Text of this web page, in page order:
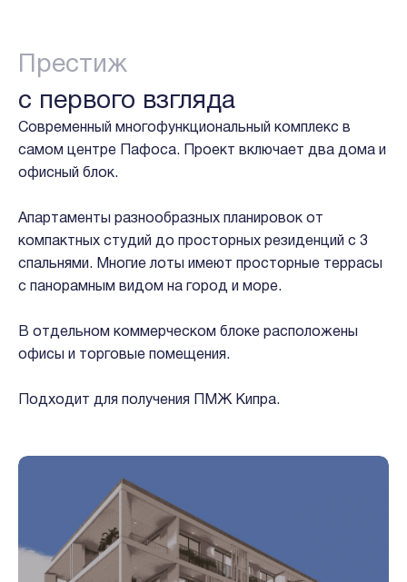
Престиж
с первого взгляда
Современный многофункциональный комплекс в
самом центре Пафоса. Проект включает два дома и
офисный блок.
Апартаменты разнообразных планировок от
компактных студий до просторных резиденций с 3
спальнями. Многие лоты имеют просторные террасы
с панорамным видом на город и море.
В отдельном коммерческом блоке расположены
офисы и торговые помещения.
Подходит для получения ПМЖ Кипра.